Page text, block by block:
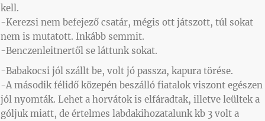
kell.
-Kerezsi nem befejező csatár, mégis ott játszott, túl sokat
nem is mutatott. Inkább semmit.
-Benczenleitnertől se láttunk sokat.
-Babakocsi jól szállt be, volt jó passza, kapura törése.
-A második félidő közepén beszálló fiatalok viszont egészen
jól nyomták. Lehet a horvátok is elfáradtak, illetve leültek a
góljuk miatt, de értelmes labdakihozatalunk kb 3 volt a